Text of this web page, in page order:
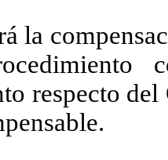
la
respecto